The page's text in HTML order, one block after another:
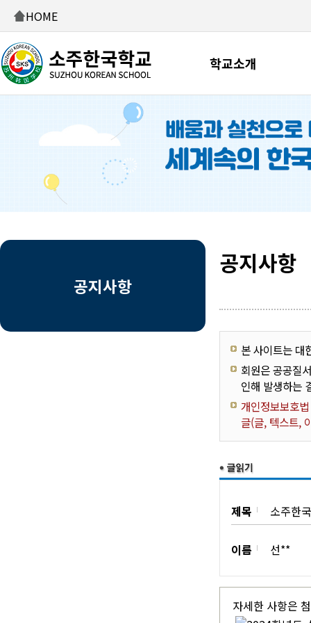
HOME
학교소개
공지사항
공지사항
본 사이트는 대
회원은 공공질
인해 발생하는
개인정보보호
글(글, 텍스트,
제목 소주한
이름 선**
자세한 사항은